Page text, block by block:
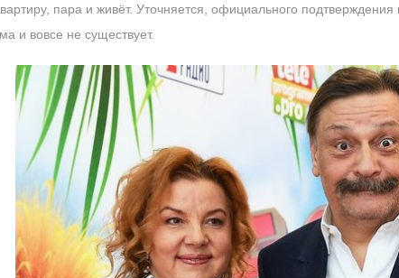
пара и живёт. Уточняется, официального
и вовсе не существует.